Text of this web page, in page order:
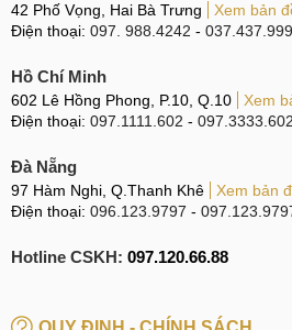
Pad 2 bị hỏng hoặc xuống cấp
thiện cảm khi nhìn vào. Người
khung máy cho Vivo Pad 2.
Địa chỉ thay vỏ Vivo Pad 2 uy
bởi nó sẽ đem lại một vẻ bề ngoài
máy tính bảng. Chính vì vậy,
thay vỏ cho Vivo Pad 2 được diễn
42 Phố Vọng, Hai Bà Trưng
Xem bản
Điện thoại: 097. 988.4242 -
Hồ Chí Minh
602 Lê Hồng Phong, P.10, Q.10
Xem
Điện thoại: 097.1111.602 - 097.3333.602
Đà Nẵng
97 Hàm Nghi, Q.Thanh Khê
Xem bản
Điện thoại: 096.123.9797 -
Hotline CSKH: 097.120.66.88